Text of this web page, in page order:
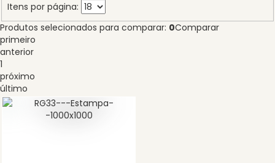
Itens por página:
Produtos selecionados para comparar: 0Comparar
primeiro
anterior
1
próximo
último